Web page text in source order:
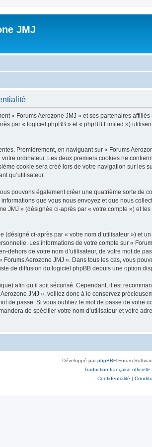
JMJ
« Forums Aerozone JMJ » et ses partenaires
par « logiciel phpBB » et « phpBB Limited »)
Premièrement, en naviguant sur « Forums
ordinateur. Les deux premiers cookies ne
cookie sera créé lors de votre navigation sur les
qu’utilisateur.
pouvons également créer une quatrième sorte
que vous nous envoyez et que nous
JMJ » (désignée ci-après par « votre compte ») et
ci-après par « votre nom d’utilisateur ») et
Les informations de votre compte sur «
dehors de votre nom d’utilisateur, de votre mot de
Aerozone JMJ ». Dans tous les cas, vous
de diffusion du logiciel phpBB depuis une option
afin qu’il soit sécurisé. Cependant, il est
JMJ », veillez donc à le conservez
de passe. Si vous oubliez le mot de passe de votre
de spécifier votre nom d’utilisateur et votre
Développé parphpBB® Forum
Traduction française officielle
Confidentialité |